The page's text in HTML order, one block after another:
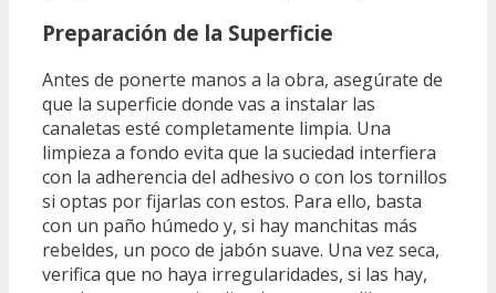
Preparación de la Superficie
Antes de ponerte manos a la obra, asegúrate de
que la superficie donde vas a instalar las
canaletas esté completamente limpia. Una
limpieza a fondo evita que la suciedad interfiera
con la adherencia del adhesivo o con los tornillos
si optas por fijarlas con estos. Para ello, basta
con un paño húmedo y, si hay manchitas más
rebeldes, un poco de jabón suave. Una vez seca,
verifica que no haya irregularidades, si las hay,